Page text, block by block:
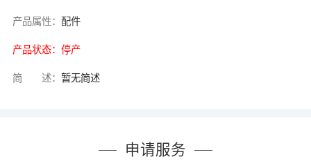
产品属性： 配件
产品状态： 停产
简 述： 暂无简述
申请服务